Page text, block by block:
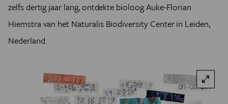
zelfs dertig jaar lang, ontdekte bioloog Auke-Florian
Hiemstra van het Naturalis Biodiversity Center in Leiden,
Nederland.